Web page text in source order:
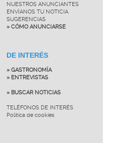
NUESTROS ANUNCIANTES
ENVÍANOS TU NOTICIA
SUGERENCIAS
» CÓMO ANUNCIARSE
DE INTERÉS
» GASTRONOMÍA
» ENTREVISTAS
» BUSCAR NOTICIAS
TELÉFONOS DE INTERÉS
Política de cookies